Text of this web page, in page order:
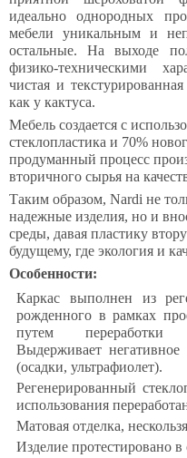
идеально однородных
мебели уникальным и
остальные. На выходе
физико-техническими
чистая и текстурированная
как у кактуса.
Мебель создается с
стеклопластика и 70%
продуманный процесс
вторичного сырья на
Таким образом, Nardi не
надежные изделия, но и
среды, давая пластику
будущему, где экология и
Особенности:
Каркас выполнен из
рожденного в рамках
путем переработки
Выдерживает
(осадки, ультрафиолет).
Регенерированный
использования
Матовая отделка,
Изделие протестировано в